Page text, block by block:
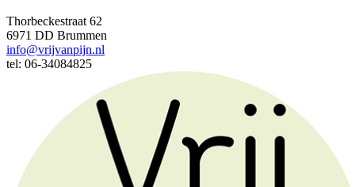
Thorbeckestraat 62
6971 DD Brummen
info@vrijvanpijn.nl
tel: 06-34084825